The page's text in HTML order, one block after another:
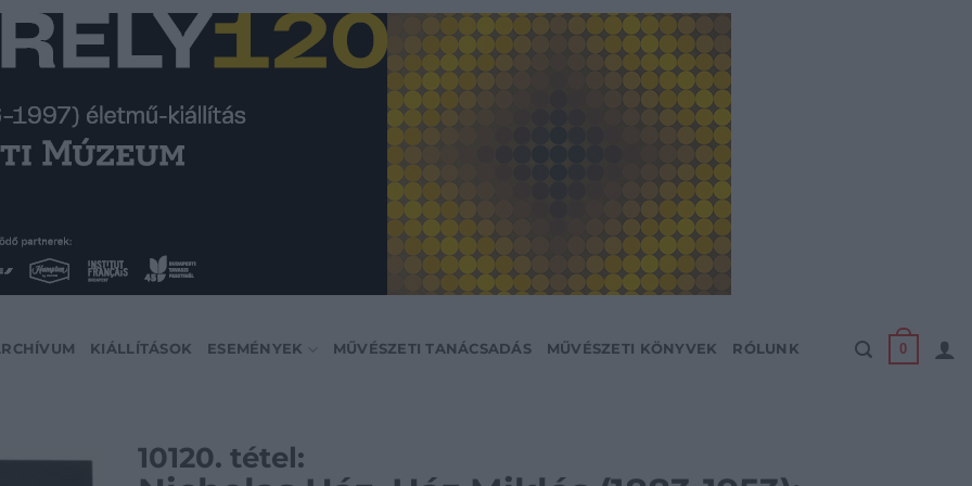
KIÁLLÍTÁSOK ESEMÉNYEK MŰVÉSZETI TANÁCSADÁS MŰVÉSZETI KÖNYVEK RÓLUNK 0
10120. tétel: